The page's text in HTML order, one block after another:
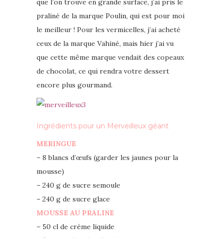
praliné de la marque Poulin, qui est pour moi
le meilleur ! Pour les vermicelles, j’ai acheté
ceux de la marque Vahiné, mais hier j’ai vu
que cette même marque vendait des copeaux
de chocolat, ce qui rendra votre dessert
encore plus gourmand.
Ingrédients pour un Merveilleux géant
MERINGUE
– 8 blancs d’œufs (garder les jaunes pour la
mousse)
– 240 g de sucre semoule
– 240 g de sucre glace
MOUSSE AU PRALINE
– 50 cl de crème liquide